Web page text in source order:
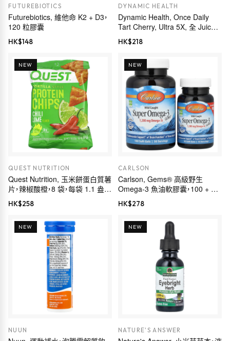
FUTUREBIOTICS
Futurebiotics, 維他命 K2 + D3，
120 粒膠囊
HK$148
DYNAMIC HEALTH
Dynamic Health, Once Daily
Tart Cherry, Ultra 5X, 全 Juice
Concentrate, 16 fl oz (473 ml)
HK$218
NEW
QUEST NUTRITION
Quest Nutrition, 玉米餅蛋白質薯
片，辣椒酸橙，8 袋，每袋 1.1 盎司
（32 克）
HK$258
NEW
CARLSON
Carlson, Gems® 高級野生
Omega-3 魚油軟膠囊，100 + 30
粒軟膠囊
HK$278
NEW
NUUN
NEW
NATURE'S ANSWER